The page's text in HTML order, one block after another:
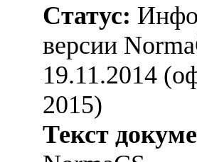
Статус:
версии
19.11.2014
2015)
Текст